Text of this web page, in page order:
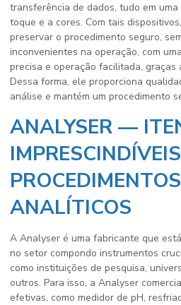
transferência de dados, tudo em
toque e a cores. Com tais
preservar o procedimento seguro,
inconvenientes na operação, com
precisa e operação facilitada, graças
Dessa forma, ele proporciona
análise e mantém um procedimento
ANALYSER —
PROCEDIMENTOS
ANALÍTICOS
A Analyser é uma fabricante que
no setor compondo instrumentos
como instituições de pesquisa,
outros. Para isso, a Analyser
efetivas, como medidor de pH,